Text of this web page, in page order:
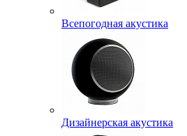
Всепогодная акустика
Дизайнерская акустика